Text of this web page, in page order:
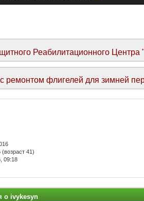
Реабилитационного Центра
ремонтом флигелей для зимней
(возраст 41)
09:18
о ivykesyn